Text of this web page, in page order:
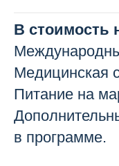
В стоимость
Медицинская
Питание на
в программе.